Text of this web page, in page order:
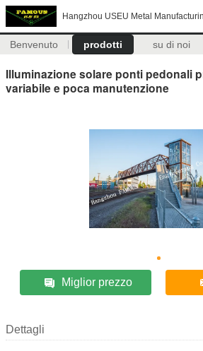
Hangzhou USEU Metal
Benvenuto prodotti su di noi
Illuminazione solare ponti pedonali
variabile e poca manutenzione
Miglior prezzo
Dettagli